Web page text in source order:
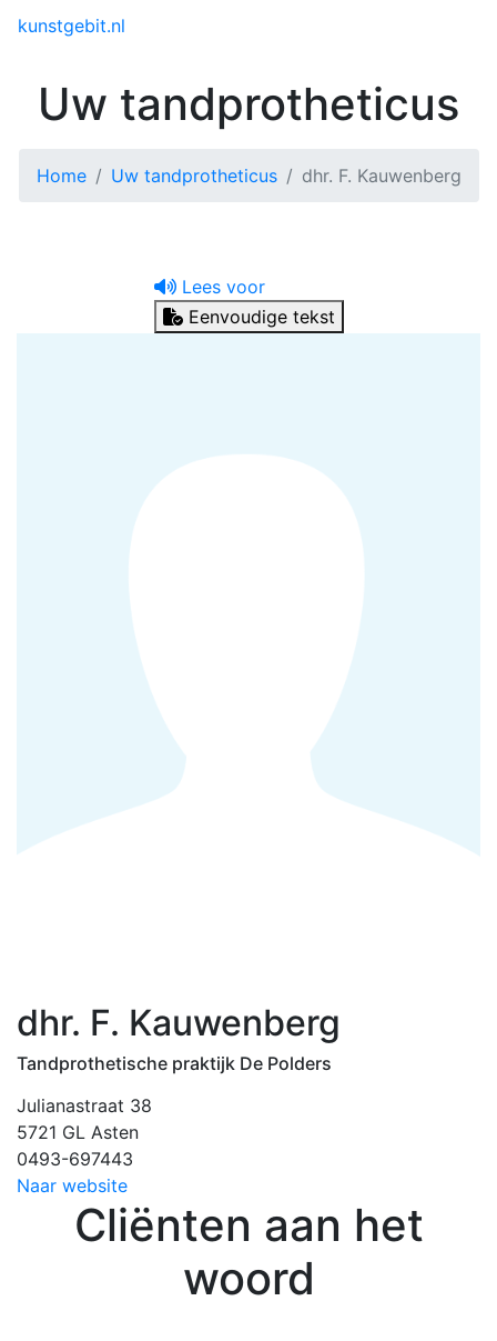
kunstgebit.nl
Uw tandprotheticus
Home Uw tandprotheticus dhr. F. Kauwenberg
Lees voor
Eenvoudige tekst
dhr. F. Kauwenberg
Tandprothetische praktijk De Polders
Julianastraat 38
5721 GL Asten
0493-697443
Naar website
Cliënten aan het
woord